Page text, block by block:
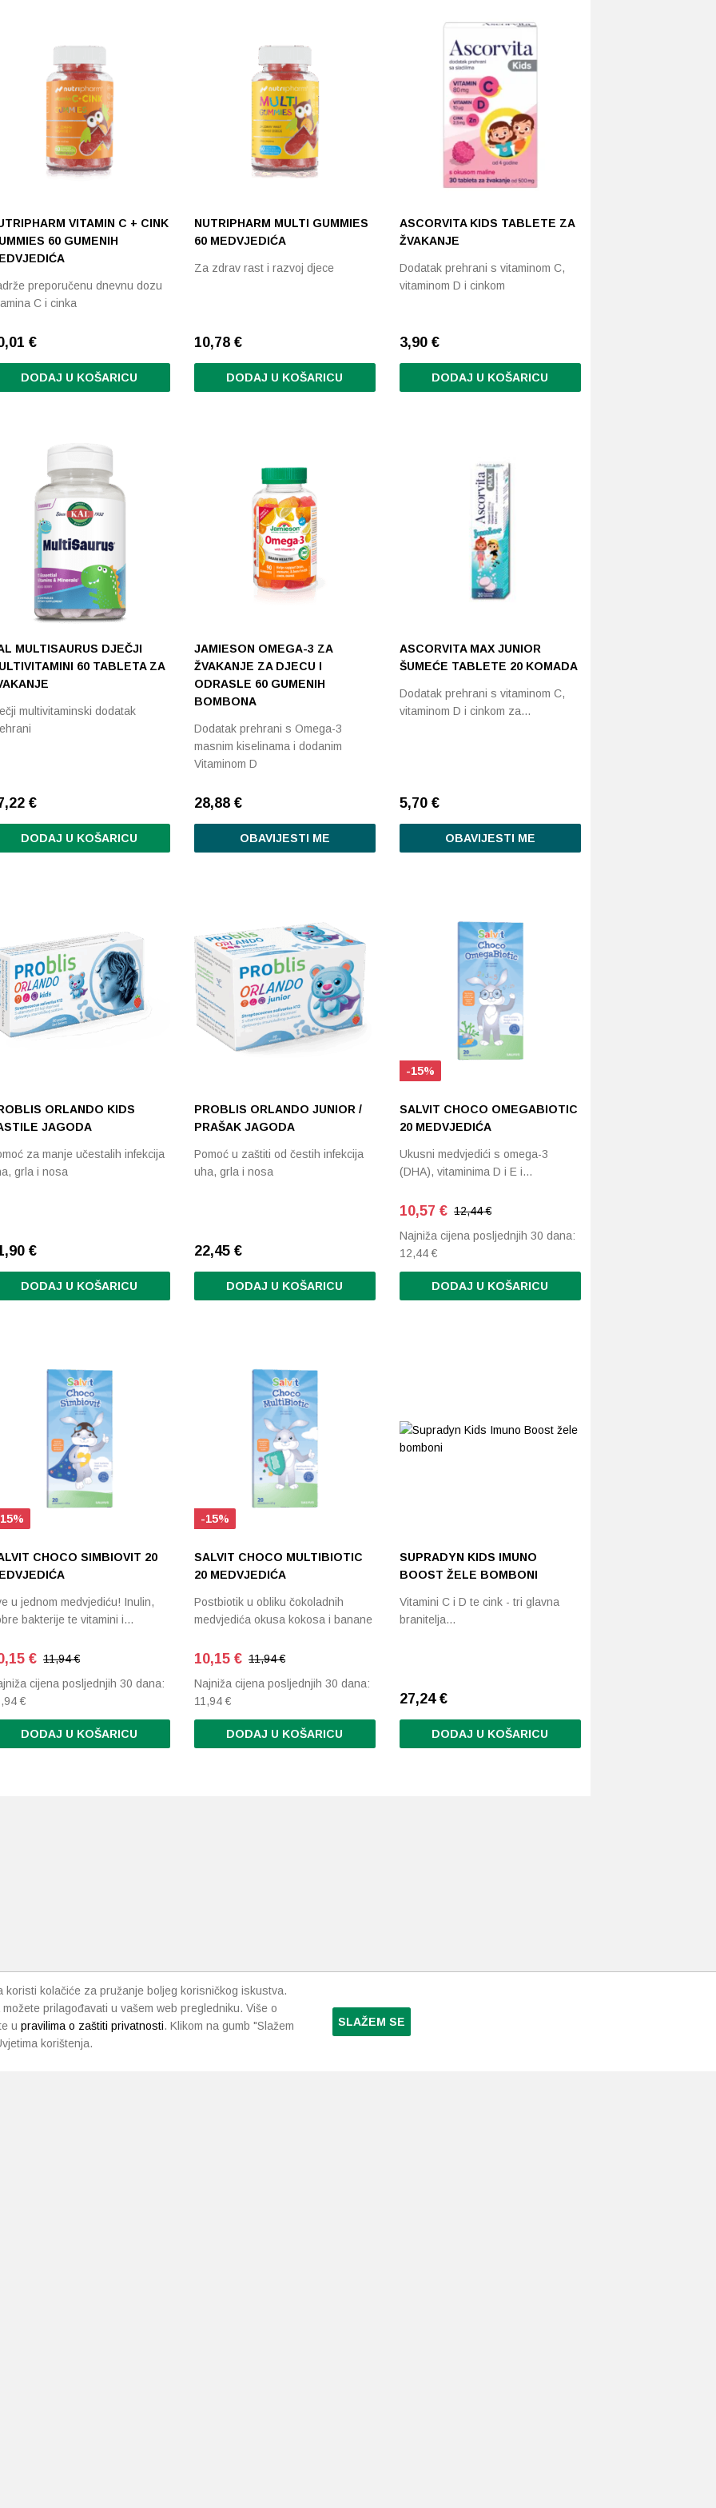
Razvrstaj po prosječnoj ocjeni
Poredaj od zadnjeg
Razvrstaj po cijeni: manje do veće
Razvrstaj po cijeni: veće do manje
Poredaj po abecedi: A-Z
VITAMIN C + CINK
60 GUMENIH
preporučenu dnevnu dozu
C i cinka
€
DODAJ U KOŠARICU
NUTRIPHARM MULTI GUMMIES
60 MEDVJEDIĆA
Za zdrav rast i razvoj djece
10,78 €
DODAJ U KOŠARICU
ASCORVITA KIDS TABLETE ZA
ŽVAKANJE
Dodatak prehrani s vitaminom C,
vitaminom D i cinkom
3,90 €
DODAJ U KOŠARICU
MULTISAURUS DJEČJI
60 TABLETA ZA
multivitaminski dodatak
€
DODAJ U KOŠARICU
JAMIESON OMEGA-3 ZA
ŽVAKANJE ZA DJECU I
ODRASLE 60 GUMENIH
BOMBONA
Dodatak prehrani s Omega-3
masnim kiselinama i dodanim
Vitaminom D
28,88 €
OBAVIJESTI ME
ASCORVITA MAX JUNIOR
ŠUMEĆE TABLETE 20 KOMADA
Dodatak prehrani s vitaminom C,
vitaminom D i cinkom za…
5,70 €
OBAVIJESTI ME
ORLANDO KIDS
JAGODA
za manje učestalih infekcija
grla i nosa
€
DODAJ U KOŠARICU
PROBLIS ORLANDO JUNIOR /
PRAŠAK JAGODA
Pomoć u zaštiti od čestih infekcija
uha, grla i nosa
22,45 €
DODAJ U KOŠARICU
-15%
SALVIT CHOCO OMEGABIOTIC
20 MEDVJEDIĆA
Ukusni medvjedići s omega-3
(DHA), vitaminima D i E i…
10,57 € 12,44 €
Najniža cijena posljednjih 30 dana:
12,44 €
DODAJ U KOŠARICU
CHOCO SIMBIOVIT 20
u jednom medvjediću! Inulin,
bakterije te vitamini i…
€ 11,94 €
cijena posljednjih 30 dana:
€
DODAJ U KOŠARICU
-15%
SALVIT CHOCO MULTIBIOTIC
20 MEDVJEDIĆA
Postbiotik u obliku čokoladnih
medvjedića okusa kokosa i banane
10,15 € 11,94 €
Najniža cijena posljednjih 30 dana:
11,94 €
DODAJ U KOŠARICU
SUPRADYN KIDS IMUNO
BOOST ŽELE BOMBONI
Vitamini C i D te cink - tri glavna
branitelja…
27,24 €
DODAJ U KOŠARICU
koristi kolačiće za pružanje boljeg korisničkog iskustva.
prilagođavati u vašem web pregledniku. Više o
u pravilima o zaštiti privatnosti. Klikom na gumb "Slažem
korištenja.
SLAŽEM SE